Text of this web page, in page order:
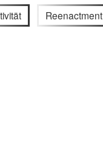
Reenactment